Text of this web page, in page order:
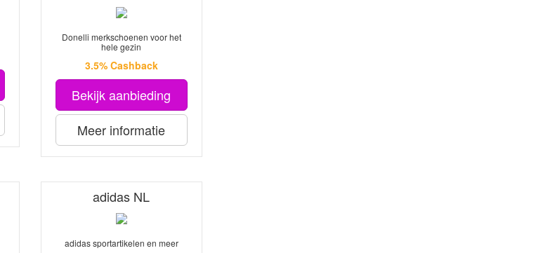
Donelli merkschoenen voor het
hele gezin
3.5% Cashback
Bekijk aanbieding
Meer informatie
adidas NL
adidas sportartikelen en meer